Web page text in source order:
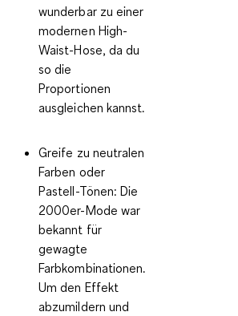
wunderbar zu einer
modernen High-
Waist-Hose, da du
so die
Proportionen
ausgleichen kannst.
Greife zu neutralen
Farben oder
Pastell-Tönen: Die
2000er-Mode war
bekannt für
gewagte
Farbkombinationen.
Um den Effekt
abzumildern und